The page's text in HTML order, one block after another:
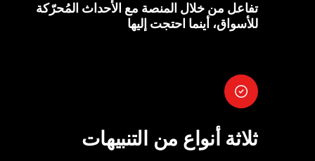
تفاعل من خلال المنصة مع الأحداث المُحرّكة
للأسواق، أينما احتجت إليها
ثلاثة أنواع من التنبيهات